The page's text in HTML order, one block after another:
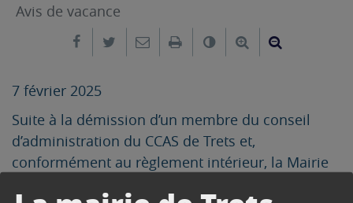
Avis de vacance
Partager sur Facebook
Partager sur Twitter
Envoyer par e-mail
ImprimerChanger leAgrandir le
7 février 2025
Suite à la démission d’un membre du conseil
d’administration du CCAS de Trets et,
conformément au règlement intérieur, la Mairie